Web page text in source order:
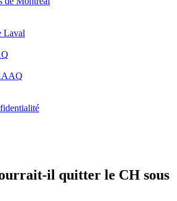
Laval
il quitter le CH sous